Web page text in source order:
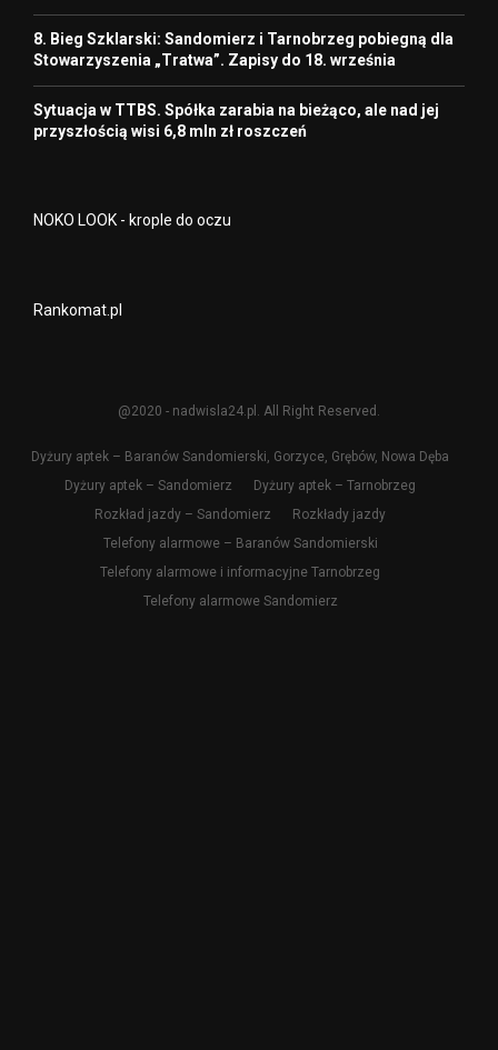
8. Bieg Szklarski: Sandomierz i Tarnobrzeg pobiegną dla
Stowarzyszenia „Tratwa”. Zapisy do 18. września
Sytuacja w TTBS. Spółka zarabia na bieżąco, ale nad jej
przyszłością wisi 6,8 mln zł roszczeń
NOKO LOOK - krople do oczu
Rankomat.pl
@2020 - nadwisla24.pl. All Right Reserved.
Dyżury aptek – Baranów Sandomierski, Gorzyce, Grębów, Nowa Dęba
Dyżury aptek – Sandomierz
Dyżury aptek – Tarnobrzeg
Rozkład jazdy – Sandomierz
Rozkłady jazdy
Telefony alarmowe – Baranów Sandomierski
Telefony alarmowe i informacyjne Tarnobrzeg
Telefony alarmowe Sandomierz